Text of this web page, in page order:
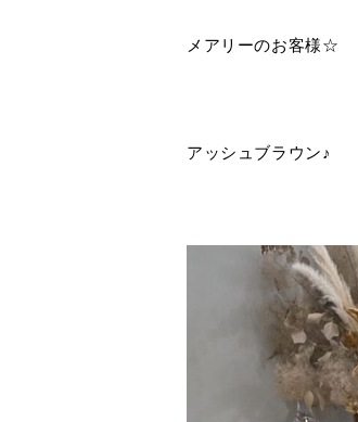
メアリーのお客様☆
アッシュブラウン♪